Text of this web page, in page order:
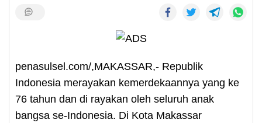
penasulsel.com/,MAKASSAR,- Republik
Indonesia merayakan kemerdekaannya yang ke
76 tahun dan di rayakan oleh seluruh anak
bangsa se-Indonesia. Di Kota Makassar